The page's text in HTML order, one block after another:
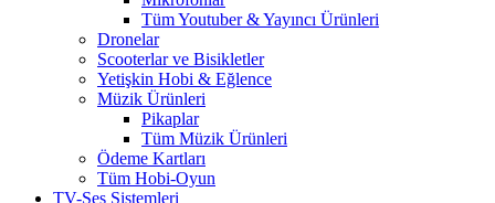
Tüm Youtuber & Yayıncı Ürünleri
Dronelar
Scooterlar ve Bisikletler
Yetişkin Hobi & Eğlence
Müzik Ürünleri
Pikaplar
Tüm Müzik Ürünleri
Ödeme Kartları
Tüm Hobi-Oyun
TV-Ses Sistemleri